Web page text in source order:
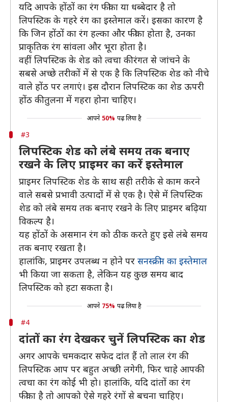
यदि आपके होंठों का रंग फीका या धब्बेदार है तो
लिपस्टिक के गहरे रंग का इस्तेमाल करें। इसका कारण है
कि जिन होंठों का रंग हल्का और फीका होता है, उनका
प्राकृतिक रंग सांवला और भूरा होता है।
वहीं लिपस्टिक के शेड को त्वचा की रंगत से जांचने के
सबसे अच्छे तरीकों में से एक है कि लिपस्टिक शेड को नीचे
वाले होंठ पर लगाएं। इस दौरान लिपस्टिक का शेड ऊपरी
होंठ की तुलना में गहरा होना चाहिए।
आपने 50% पढ़ लिया है
#3
लिपस्टिक शेड को लंबे समय तक बनाए
रखने के लिए प्राइमर का करें इस्तेमाल
प्राइमर लिपस्टिक शेड के साथ सही तरीके से काम करने
वाले सबसे प्रभावी उत्पादों में से एक है। ऐसे में लिपस्टिक
शेड को लंबे समय तक बनाए रखने के लिए प्राइमर बढ़िया
विकल्प है।
यह होंठों के असमान रंग को ठीक करते हुए इसे लंबे समय
तक बनाए रखता है।
हालांकि, प्राइमर उपलब्ध न होने पर सनस्क्रीन का इस्तेमाल
भी किया जा सकता है, लेकिन यह कुछ समय बाद
लिपस्टिक को हटा सकता है।
आपने 75% पढ़ लिया है
#4
दांतों का रंग देखकर चुनें लिपस्टिक का शेड
अगर आपके चमकदार सफेद दांत हैं तो लाल रंग की
लिपस्टिक आप पर बहुत अच्छी लगेगी, फिर चाहे आपकी
त्वचा का रंग कोई भी हो। हालांकि, यदि दांतों का रंग
फीका है तो आपको ऐसे गहरे रंगों से बचना चाहिए।